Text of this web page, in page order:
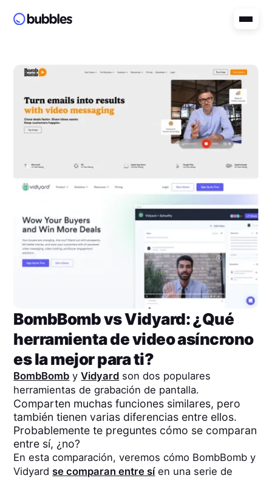
BombBombvsVidyard: ¿Qué
herramienta de video asíncrono
es la mejor para ti?
BombBomb yVidyard son dos populares
herramientas de grabación de pantalla.
Comparten muchas funciones similares, pero
también tienen varias diferencias entre ellos.
Probablemente te preguntes cómo se comparan
entre sí, ¿no?
En esta comparación, veremos cómo BombBomb y
Vidyard se comparan entre síen una serie de